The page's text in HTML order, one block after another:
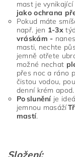
mast je
jako ochrana
Pokud máte
např. jen 1-3x
vráskám -
masti, nechte
jemně otřete
možné nechat
přes noc a ráno
čistou vodou,
denní krém apod.
Po slunění je
jemnou masáží
mastí.
Složení: